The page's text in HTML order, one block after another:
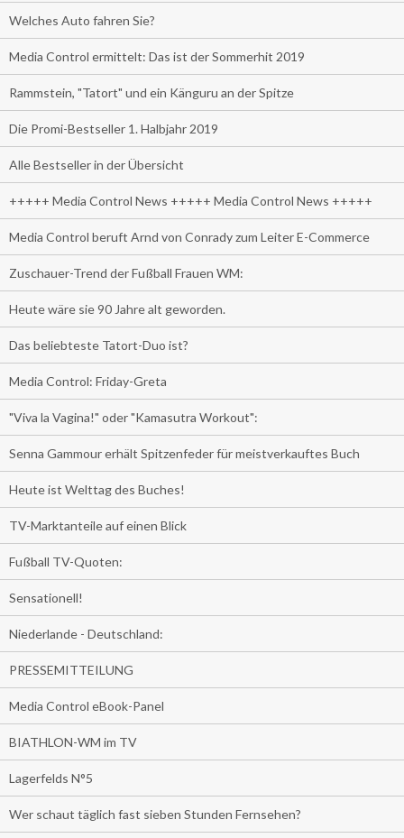
Welches Auto fahren Sie?
Media Control ermittelt: Das ist der Sommerhit 2019
Rammstein, "Tatort" und ein Känguru an der Spitze
Die Promi-Bestseller 1. Halbjahr 2019
Alle Bestseller in der Übersicht
+++++ Media Control News +++++ Media Control News +++++
Media Control beruft Arnd von Conrady zum Leiter E-Commerce
Zuschauer-Trend der Fußball Frauen WM:
Heute wäre sie 90 Jahre alt geworden.
Das beliebteste Tatort-Duo ist?
Media Control: Friday-Greta
"Viva la Vagina!" oder "Kamasutra Workout":
Senna Gammour erhält Spitzenfeder für meistverkauftes Buch
Heute ist Welttag des Buches!
TV-Marktanteile auf einen Blick
Fußball TV-Quoten:
Sensationell!
Niederlande - Deutschland:
PRESSEMITTEILUNG
Media Control eBook-Panel
BIATHLON-WM im TV
Lagerfelds N°5
Wer schaut täglich fast sieben Stunden Fernsehen?